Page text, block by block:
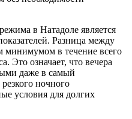
в Натадоле является
Разница между
в течение всего
Это означает, что вечера
даже в самый
ночного
условия для долгих